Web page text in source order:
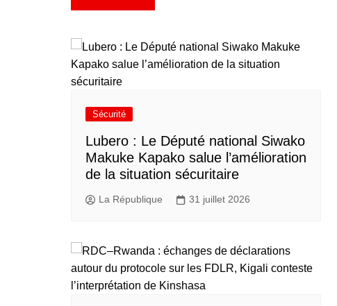
Sécurité
Lubero : Le Député national Siwako
Makuke Kapako salue l’amélioration
de la situation sécuritaire
La République 31 juillet 2026